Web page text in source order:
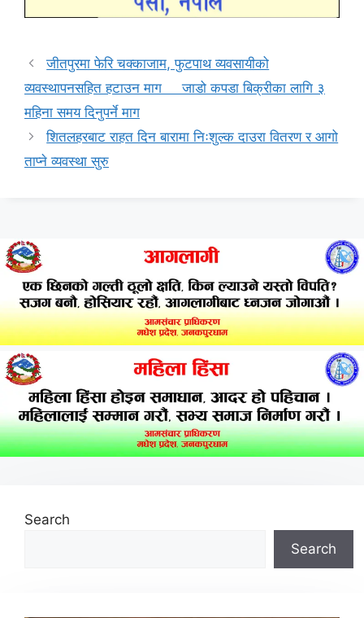
जीतपुरमा फेरि चक्काजाम, फुटपाथ व्यवसायीको
व्यवस्थापनसहित हटाउन माग जाडो कपडा बिक्रीका लागि ३
महिना समय दिनुपर्ने माग
शितलहरबाट राहत दिन बारामा निःशुल्क दाउरा वितरण र आगो
ताप्ने व्यवस्था सुरु
Search
Search